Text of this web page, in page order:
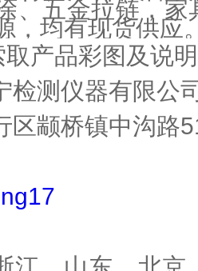
、五金拉链，
，均有现货供应
取产品彩图及说
检测仪器有限公
区颛桥镇中沟路